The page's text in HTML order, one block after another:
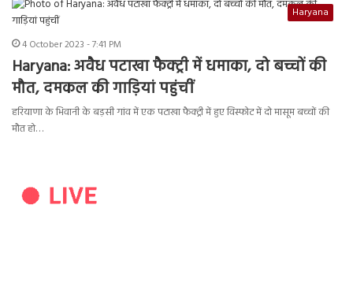
Haryana
4 October 2023 - 7:41 PM
Haryana: अवैध पटाखा फैक्ट्री में धमाका, दो बच्चों की
मौत, दमकल की गाड़ियां पहुंचीं
हरियाणा के भिवानी के बड़सी गांव में एक पटाखा फैक्ट्री में हुए विस्फोट में दो मासूम बच्चों की
मौत हो…